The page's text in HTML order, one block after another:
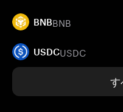
BNBBNB
USDCUSDC
す